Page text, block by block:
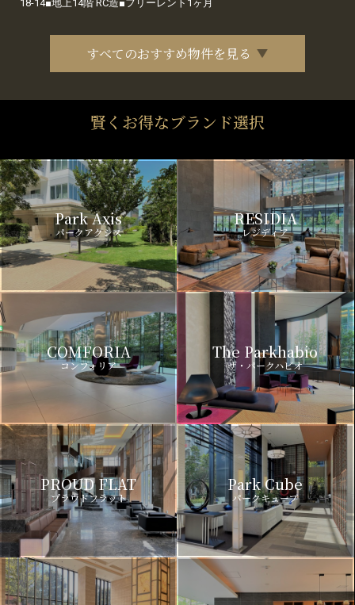
18-14■地上14階 RC造■フリーレント1ヶ月
すべてのおすすめ物件を見る
賢くお得なブランド選択
Park Axis
パークアクシス
RESIDIA
レジディア
COMFORIA
コンフォリア
The Parkhabio
ザ・パークハビオ
PROUD FLAT
プラウドフラット
Park Cube
パークキューブ